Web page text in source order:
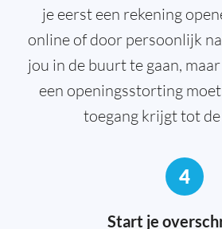
je eerst een rekening
online of door persoonlijk
jou in de buurt te gaan,
een openingsstorting
toegang krijgt tot
4
Start je